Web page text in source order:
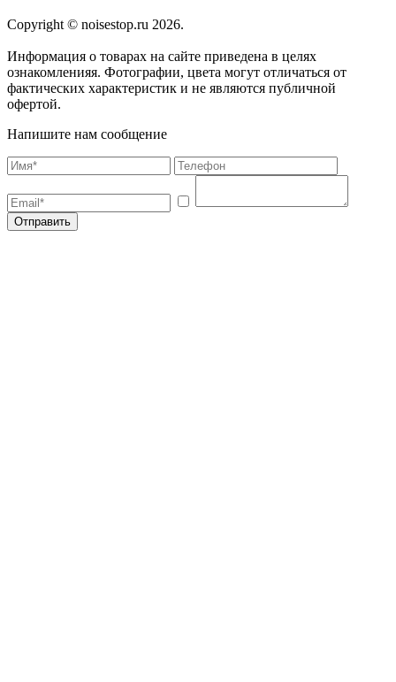
Copyright © noisestop.ru 2026.
Информация о товарах на сайте приведена в целях
ознакомленияя. Фотографии, цвета могут отличаться от
фактических характеристик и не являются публичной
офертой.
Напишите нам сообщение
Отправить